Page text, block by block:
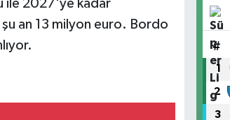
ile 2027'ye kadar
an 13 milyon euro. Bordo
#
1
2
3